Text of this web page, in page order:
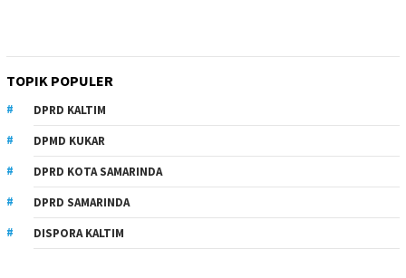
TOPIK POPULER
DPRD KALTIM
DPMD KUKAR
DPRD KOTA SAMARINDA
DPRD SAMARINDA
DISPORA KALTIM